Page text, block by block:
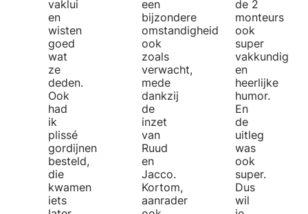
vaklui
en
wisten
goed
wat
ze
deden.
Ook
had
ik
plissé
gordijnen
besteld,
die
kwamen
iets
een
bijzondere
omstandigheid
ook
zoals
verwacht,
mede
dankzij
de
inzet
van
Ruud
en
Jacco.
Kortom,
aanrader
de 2
monteurs
ook
super
vakkundig
en
heerlijke
humor.
En
de
uitleg
was
ook
super.
Dus
wil